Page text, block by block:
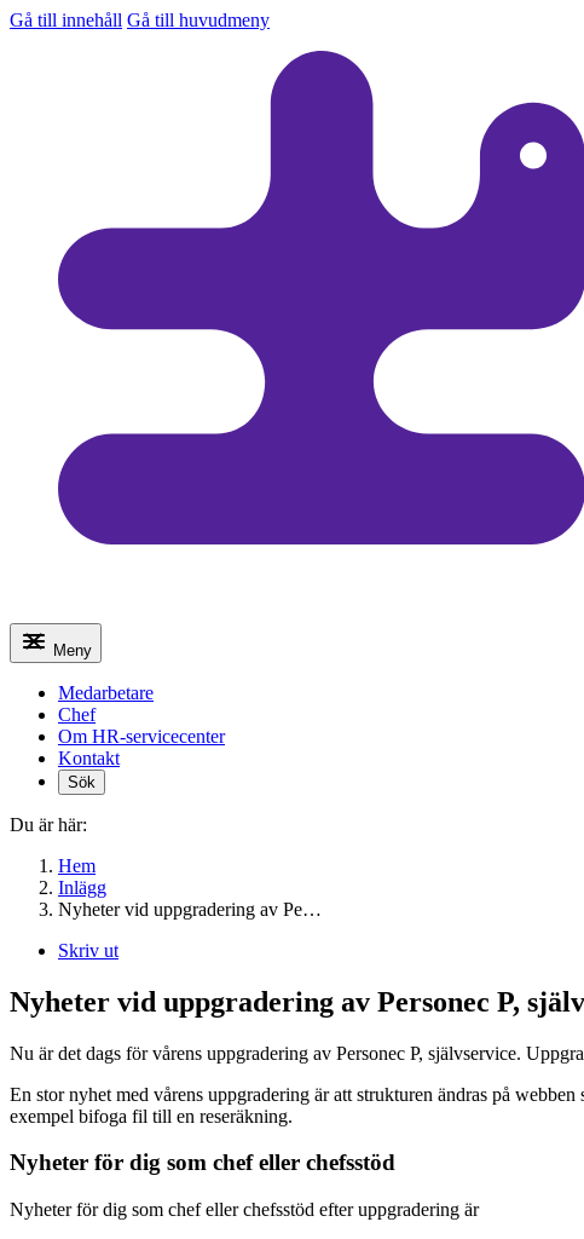
Gå till innehåll Gå till huvudmeny
Meny
Medarbetare
Chef
Om HR-servicecenter
Kontakt
Sök
Du är här:
Hem
Inlägg
Nyheter vid uppgradering av Pe…
Skriv ut
Nyheter vid uppgradering av Personec P,
Nu är det dags för vårens uppgradering av Personec P, självservice.
En stor nyhet med vårens uppgradering är att strukturen ändras på
exempel bifoga fil till en reseräkning.
Nyheter för dig som chef eller chefsstöd
Nyheter för dig som chef eller chefsstöd efter uppgradering är